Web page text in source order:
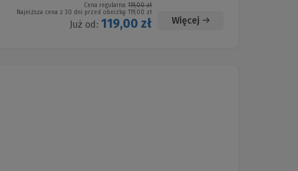
Cena regularna: 119,00 zł
Najniższa cena z 30 dni przed obniżką: 119,00 zł
Już od: 119,00 zł Więcej